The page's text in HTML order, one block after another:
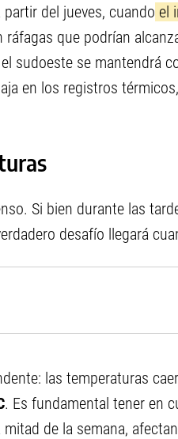
del jueves, cuando el
ráfagas que podrían
sudoeste se mantendrá
en los registros
Si bien durante las
desafío llegará
las temperaturas
. Es fundamental tener en
de la semana,